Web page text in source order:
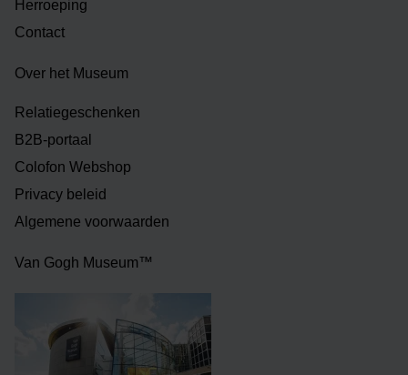
Herroeping
Contact
Over het Museum
Relatiegeschenken
B2B-portaal
Colofon Webshop
Privacy beleid
Algemene voorwaarden
Van Gogh Museum™